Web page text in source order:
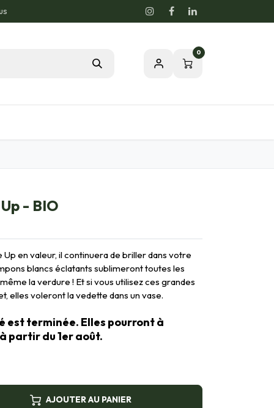
0
- BIO
en valeur, il continuera de briller dans votre
blancs éclatants sublimeront toutes les
la verdure ! Et si vous utilisez ces grandes
elles voleront la vedette dans un vase.
est terminée. Elles pourront à
partir du 1er août.
AJOUTER AU PANIER